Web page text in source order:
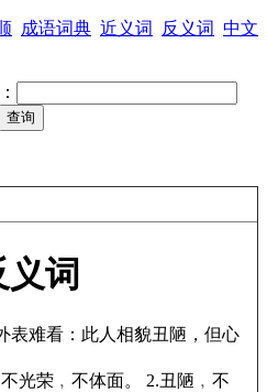
成语词典 近义词 反义词 中文
词
表难看：此人相貌丑陋，但心
不光荣﹐不体面。 2.丑陋﹐不